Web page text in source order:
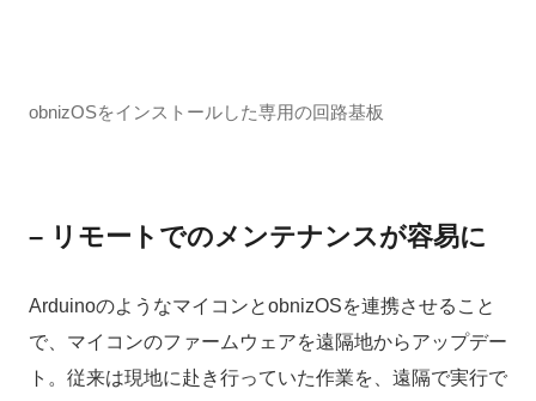
obnizOSをインストールした専用の回路基板
– リモートでのメンテナンスが容易に
ArduinoのようなマイコンとobnizOSを連携させること
で、マイコンのファームウェアを遠隔地からアップデー
ト。従来は現地に赴き行っていた作業を、遠隔で実行で